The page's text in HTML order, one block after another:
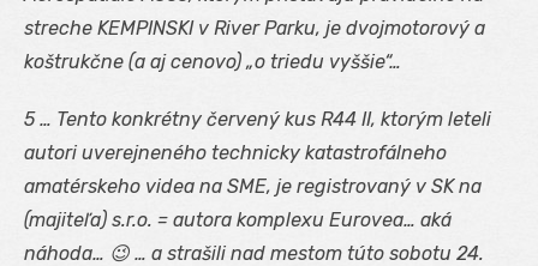
streche KEMPINSKI v River Parku, je dvojmotorový a
koštrukčne (a aj cenovo) „o triedu vyššie“…
5 … Tento konkrétny červený kus R44 II, ktorým leteli
autori uverejneného technicky katastrofálneho
amatérskeho videa na SME, je registrovaný v SK na
(majiteľa) s.r.o. = autora komplexu Eurovea… aká
náhoda… 😉 … a strašili nad mestom túto sobotu 24.